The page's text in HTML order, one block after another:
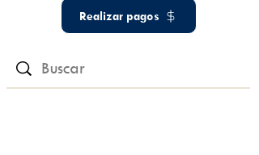
Realizar pagos